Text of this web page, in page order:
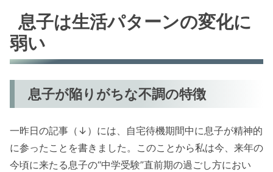
息子は生活パターンの変化に
弱い
息子が陥りがちな不調の特徴
一昨日の記事（↓）には、自宅待機期間中に息子が精神的
に参ったことを書きました。このことから私は今、来年の
今頃に来たる息子の“中学受験”直前期の過ごし方におい